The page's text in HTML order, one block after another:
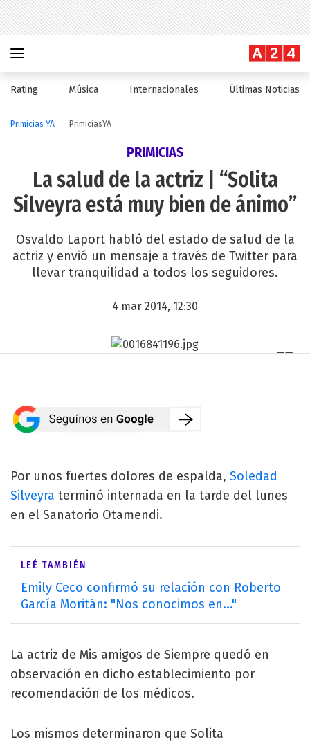
Rating Música Internacionales Últimas Noticias
Primicias YA PrimiciasYA
PRIMICIAS
La salud de la actriz | “Solita
Silveyra está muy bien de ánimo”
Osvaldo Laport habló del estado de salud de la
actriz y envió un mensaje a través de Twitter para
llevar tranquilidad a todos los seguidores.
4 mar 2014, 12:30
Por unos fuertes dolores de espalda, Soledad
Silveyra terminó internada en la tarde del lunes
en el Sanatorio Otamendi.
LEÉ TAMBIÉN
Emily Ceco confirmó su relación con Roberto
García Moritán: "Nos conocimos en..."
La actriz de Mis amigos de Siempre quedó en
observación en dicho establecimiento por
recomendación de los médicos.
Los mismos determinaron que Solita